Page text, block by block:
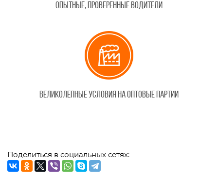
Опытные, проверенные водители
Великолепные условия на оптовые партии
Поделиться в социальных сетях: